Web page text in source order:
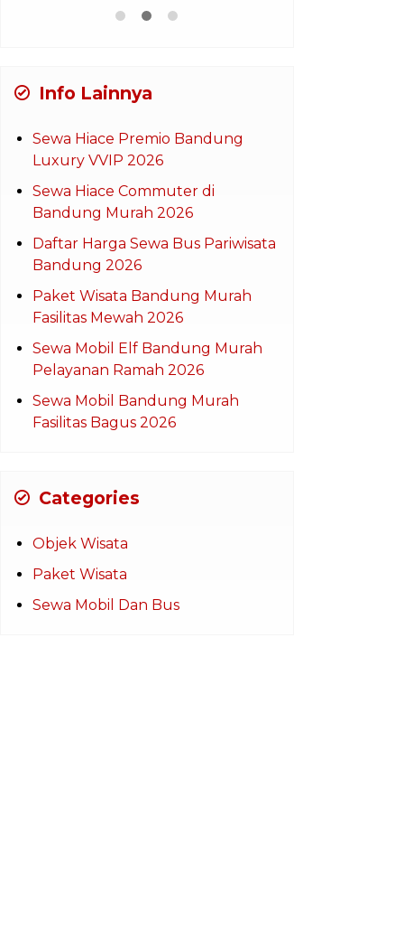
Info Lainnya
Sewa Hiace Premio Bandung
Luxury VVIP 2026
Sewa Hiace Commuter di
Bandung Murah 2026
Daftar Harga Sewa Bus Pariwisata
Bandung 2026
Paket Wisata Bandung Murah
Fasilitas Mewah 2026
Sewa Mobil Elf Bandung Murah
Pelayanan Ramah 2026
Sewa Mobil Bandung Murah
Fasilitas Bagus 2026
Categories
Objek Wisata
Paket Wisata
Sewa Mobil Dan Bus